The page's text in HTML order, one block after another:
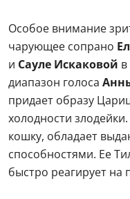
Особое внимание
чарующее сопрано
и Сауле Искаковой
диапазон голоса
придает образу
холодности злодейки.
кошку, обладает
способностями. Ее
быстро реагирует на